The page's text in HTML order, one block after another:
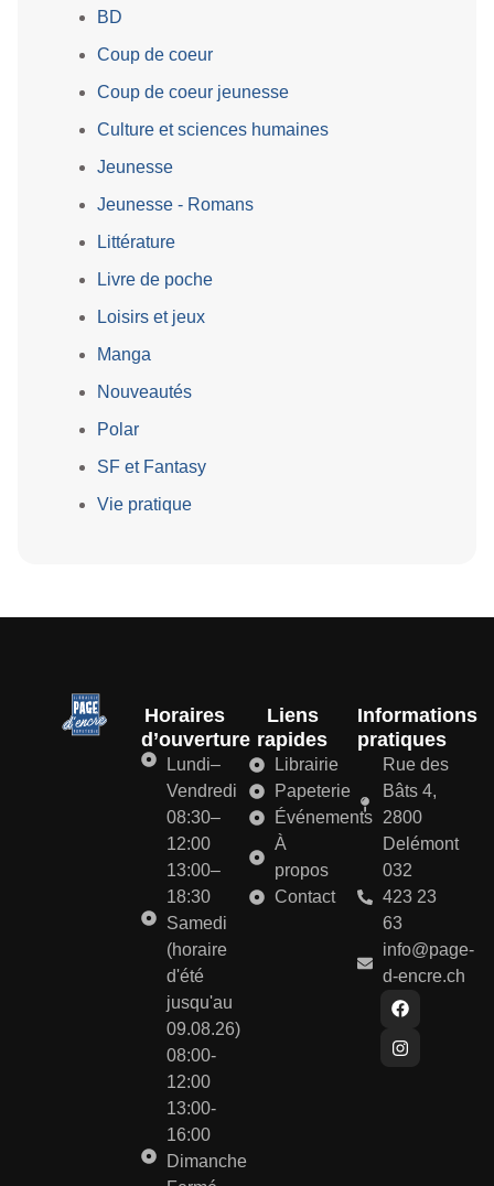
BD
Coup de coeur
Coup de coeur jeunesse
Culture et sciences humaines
Jeunesse
Jeunesse - Romans
Littérature
Livre de poche
Loisirs et jeux
Manga
Nouveautés
Polar
SF et Fantasy
Vie pratique
Horaires
d’ouverture
Lundi–
Vendredi
08:30–
12:00
13:00–
18:30
Samedi
(horaire
d'été
jusqu'au
09.08.26)
08:00-
12:00
13:00-
16:00
Dimanche
Liens
rapides
Librairie
Papeterie
Événements
À
propos
Contact
Informations
pratiques
Rue des
Bâts 4,
2800
Delémont
032
423 23
63
info@page-
d-encre.ch